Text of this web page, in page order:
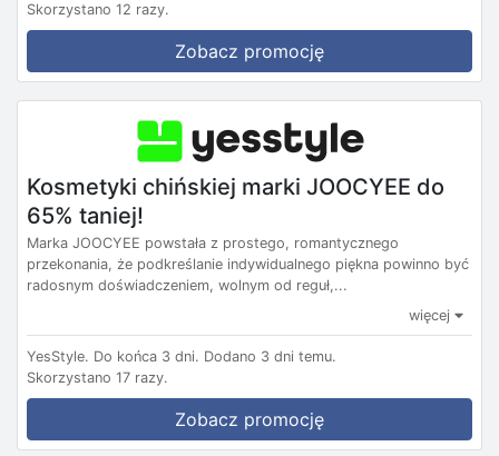
Skorzystano 12 razy.
Zobacz promocję
Kosmetyki chińskiej marki JOOCYEE do
65% taniej!
Marka JOOCYEE powstała z prostego, romantycznego
przekonania, że ​​podkreślanie indywidualnego piękna powinno być
radosnym doświadczeniem, wolnym od reguł,...
więcej
YesStyle. Do końca 3 dni. Dodano 3 dni temu.
Skorzystano 17 razy.
Zobacz promocję